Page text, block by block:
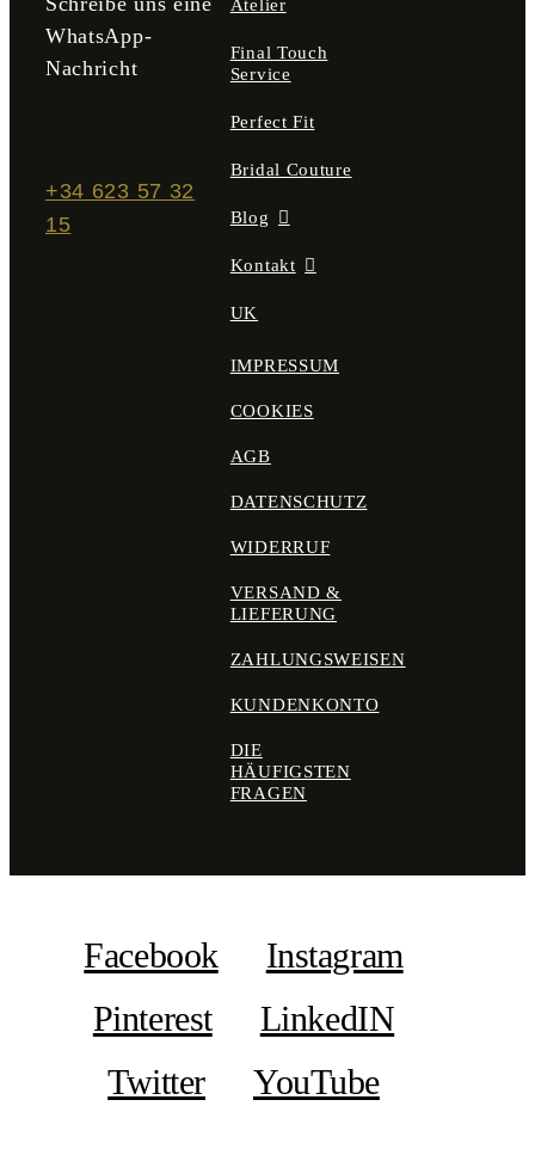
WhatsApp-
Nachricht
+34 623 57 32
15
Atelier
Final Touch
Service
Perfect Fit
Bridal Couture
Blog
Kontakt
UK
IMPRESSUM
COOKIES
AGB
DATENSCHUTZ
WIDERRUF
VERSAND &
LIEFERUNG
ZAHLUNGSWEISEN
KUNDENKONTO
DIE
HÄUFIGSTEN
FRAGEN
Facebook
Instagram
Pinterest
LinkedIN
Twitter
YouTube